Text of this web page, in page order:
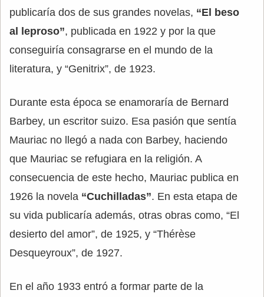
publicaría dos de sus grandes novelas, “El beso
al leproso”, publicada en 1922 y por la que
conseguiría consagrarse en el mundo de la
literatura, y “Genitrix”, de 1923.
Durante esta época se enamoraría de Bernard
Barbey, un escritor suizo. Esa pasión que sentía
Mauriac no llegó a nada con Barbey, haciendo
que Mauriac se refugiara en la religión. A
consecuencia de este hecho, Mauriac publica en
1926 la novela “Cuchilladas”. En esta etapa de
su vida publicaría además, otras obras como, “El
desierto del amor”, de 1925, y “Thérèse
Desqueyroux”, de 1927.
En el año 1933 entró a formar parte de la